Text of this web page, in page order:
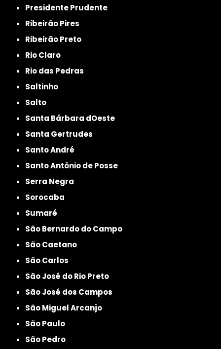
Presidente Prudente
Ribeirão Pires
Ribeirão Preto
Rio Claro
Rio das Pedras
Saltinho
Salto
Santa Bárbara dOeste
Santa Gertrudes
Santo André
Santo Antônio de Posse
Serra Negra
Sorocaba
Sumaré
São Bernardo do Campo
São Caetano
São Carlos
São José do Rio Preto
São José dos Campos
São Miguel Arcanjo
São Paulo
São Pedro